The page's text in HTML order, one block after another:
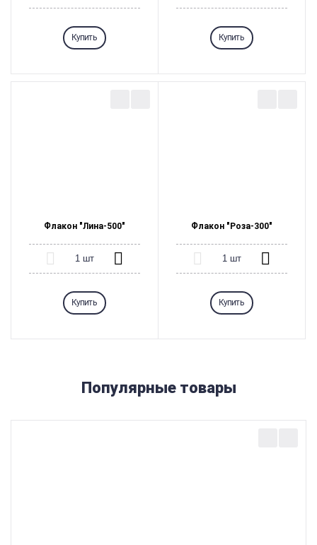
Купить Купить
Флакон "Лина-500"
Купить
Флакон "Роза-300"
Купить
Популярные товары